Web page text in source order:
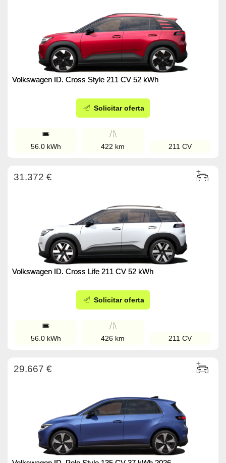
Volkswagen ID. Cross Style 211 CV 52 kWh
Solicitar oferta
56.0 kWh 422 km 211 CV
31.372 €
Volkswagen ID. Cross Life 211 CV 52 kWh
Solicitar oferta
56.0 kWh 426 km 211 CV
29.667 €